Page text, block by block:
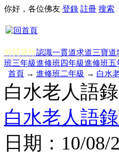
你好，各位佛友 登錄 註冊 搜索
前賢著作認識一貫道求道三寶道
班三年級進修班四年級進修班五
首頁 → 進修班二年級 → 白水
白水老人語
白水老人語
日期： 10/08/